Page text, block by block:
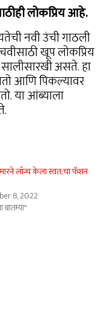
लोकप्रिय आहे.
नवी उंची गाठली
खूप लोकप्रिय
असते. हा
आणि पिकल्यावर
या आंब्याला
लॉन्च केला स्वत:चा फॅशन
8, 2022
बातम्या"